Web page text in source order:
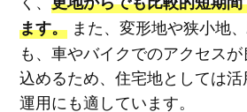
ます。また、変形地や狭小地
も、車やバイクでのアクセス
込めるため、住宅地としては
運用にも適しています。